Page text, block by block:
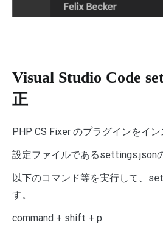
Visual Studio Code
正
PHP CS Fixer のプラグインをイン
設定ファイルであるsettings.json
以下のコマンド等を実行して、
す。
command + shift + p